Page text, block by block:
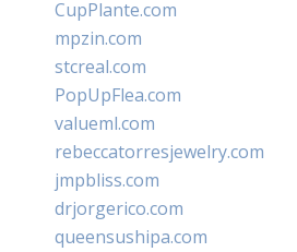
CupPlante.com
mpzin.com
stcreal.com
PopUpFlea.com
valueml.com
rebeccatorresjewelry.com
jmpbliss.com
drjorgerico.com
queensushipa.com